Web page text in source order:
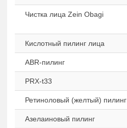
Чистка лица Zein Obagi
Кислотный пилинг лица
ABR-пилинг
PRX-t33
Ретиноловый (желтый) пилинг
Азелаиновый пилинг